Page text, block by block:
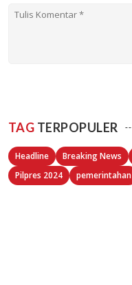
TAG TERPOPULER
Headline Breaking News
Pilpres 2024
pemerintahan